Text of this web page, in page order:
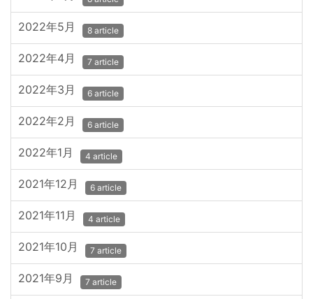
2022年5月 8 article
2022年4月 7 article
2022年3月 6 article
2022年2月 6 article
2022年1月 4 article
2021年12月 6 article
2021年11月 4 article
2021年10月 7 article
2021年9月 7 article